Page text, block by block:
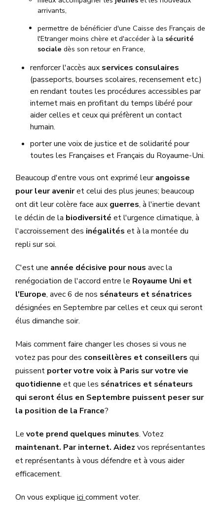
arrivants,
permettre de bénéficier d'une Caisse des Français de
l'Etranger moins chère et d'accéder à la sécurité
sociale dès son retour en France,
renforcer l'accès aux services consulaires
(passeports, bourses scolaires, recensement etc.)
en rendant toutes les procédures accessibles par
internet mais en profitant du temps libéré pour
aider celles et ceux qui préfèrent un contact
humain.
porter une voix de justice et de solidarité pour
toutes les Françaises et Français du Royaume-Uni.
Beaucoup d'entre vous ont exprimé leurangoisse
pour leur aveniret celui des plus jeunes; beaucoup
ont dit leur colère face aux guerres, à l'inertie devant
le déclin de la biodiversitéet l'urgence climatique, à
l'accroissement des inégalitéset à la montée du
repli sur soi.
C'est une année décisive pour nousavec la
renégociation de l'accord entre le Royaume Uni et
l'Europe, avec 6 de nos sénateurs et sénatrices
désignées en Septembre par celles et ceux qui seront
élus dimanche soir.
Mais comment faire changer les choses si vous ne
votez pas pour des conseillères et conseillers qui
puissent porter votre voix à Paris sur votre vie
quotidienne et que les sénatrices et sénateurs
qui seront élus en Septembre puissent peser sur
la position de la France?
Levote prend quelques minutes. Votez
maintenant. Par internet. Aidezvos représentantes
et représentants à vous défendre et à vous aider
efficacement.
On vous expliqueicicomment voter.